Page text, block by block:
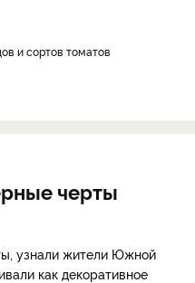
и сортов томатов
черты
узнали жители Южной
как декоративное